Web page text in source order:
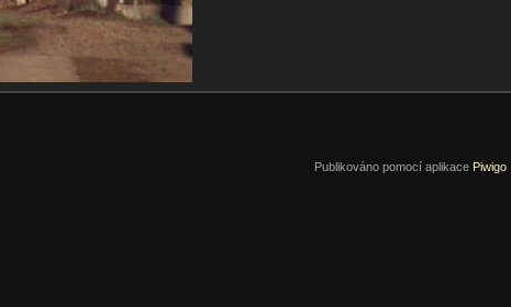
Publikováno pomocí aplikace Piwigo